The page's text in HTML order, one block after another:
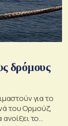
δρόμους
για το
του Ορμούζ,
το